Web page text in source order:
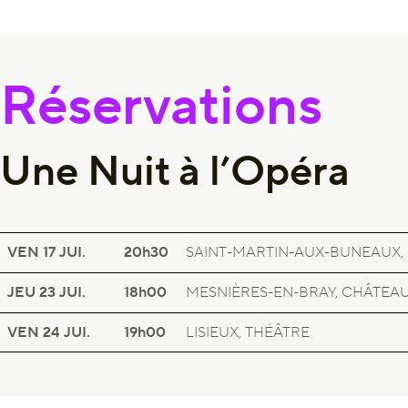
Réservations
Une Nuit à l’Opéra
VEN 17 JUI. 20h30
UNE NUIT À L’OPÉRA
SEINE-MARITIME, SUR LE TERRITOIRESAINT-MARTIN-AUX-BUNEAUX,
JEU 23 JUI. 18h00
UNE NUIT À L’OPÉRA
SEINE-MARITIME, SUR LE TERRITOIRE
MESNIÈRES-EN-BRAY,
VEN 24 JUI. 19h00
UNE NUIT À L’OPÉRA
SEINE-MARITIME, SUR LE TERRITOIRE
LISIEUX, THÉÂTRE